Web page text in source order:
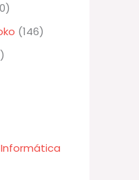
(146)